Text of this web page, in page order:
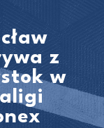
z
w